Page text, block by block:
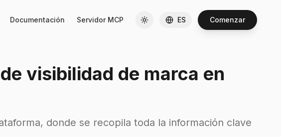
Documentación Servidor MCP ES Comenzar
visibilidad de marca en
donde se recopila toda la información clave